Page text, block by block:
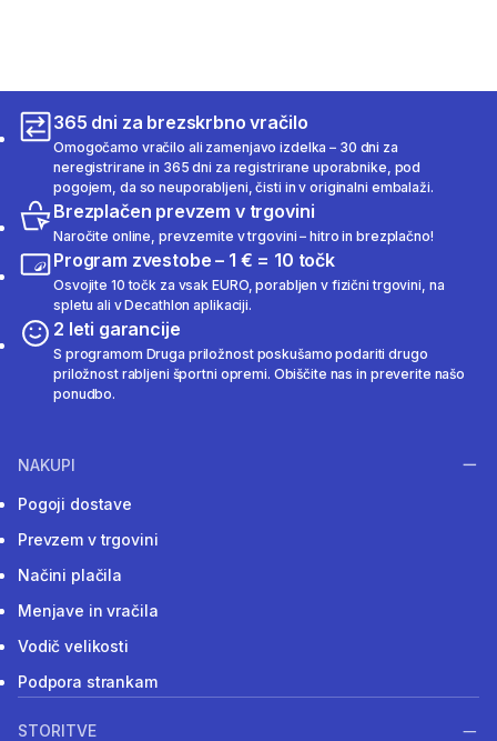
365 dni za brezskrbno vračilo
Omogočamo vračilo ali zamenjavo izdelka – 30 dni za
neregistrirane in 365 dni za registrirane uporabnike, pod
pogojem, da so neuporabljeni, čisti in v originalni embalaži.
Brezplačen prevzem v trgovini
Naročite online, prevzemite v trgovini – hitro in brezplačno!
Program zvestobe – 1 € = 10 točk
Osvojite 10 točk za vsak EURO, porabljen v fizični trgovini, na
spletu ali v Decathlon aplikaciji.
2 leti garancije
S programom Druga priložnost poskušamo podariti drugo
priložnost rabljeni športni opremi. Obiščite nas in preverite našo
ponudbo.
NAKUPI
Pogoji dostave
Prevzem v trgovini
Načini plačila
Menjave in vračila
Vodič velikosti
Podpora strankam
STORITVE